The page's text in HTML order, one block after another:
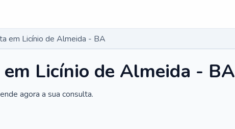
em Licínio de Almeida - BA
Licínio de Almeida - BA
agora a sua consulta.